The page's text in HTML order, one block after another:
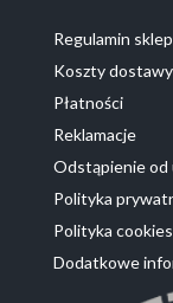
Regulamin
Koszty dostawy
Płatności
Reklamacje
Odstąpienie od
Polityka
Polityka cookies
Dodatkowe